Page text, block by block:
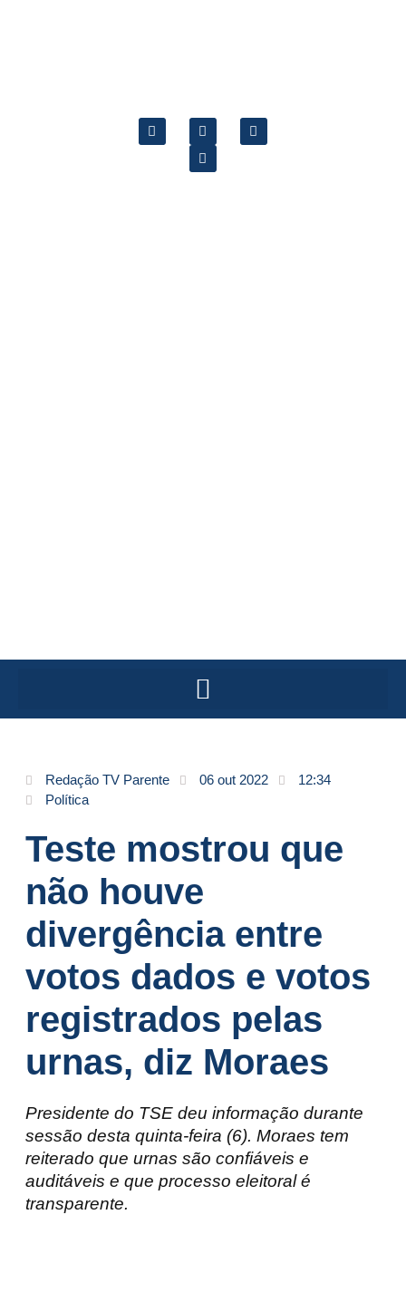
Redação TV Parente 06 out 2022
12:34
Política
Teste mostrou que
não houve
divergência entre
votos dados e votos
registrados pelas
urnas, diz Moraes
Presidente do TSE deu informação durante
sessão desta quinta-feira (6). Moraes tem
reiterado que urnas são confiáveis e
auditáveis e que processo eleitoral é
transparente.